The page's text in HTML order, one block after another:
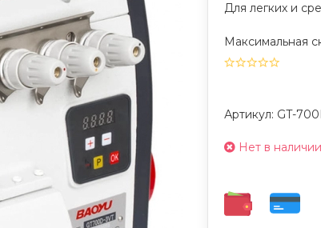
Для легких и
Максимальная
Артикул: GT-
Нет в наличии